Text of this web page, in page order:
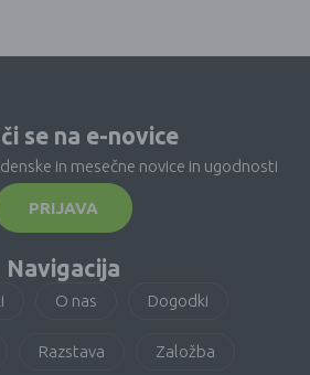
se na e-novice
in mesečne novice in ugodnosti
PRIJAVA
Navigacija
O nas Dogodki
Razstava Založba